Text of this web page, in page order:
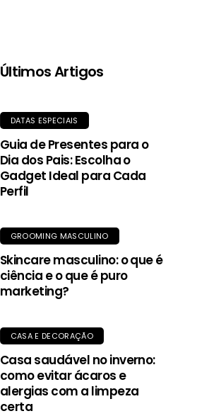
Últimos Artigos
DATAS ESPECIAIS
Guia de Presentes para o
Dia dos Pais: Escolha o
Gadget Ideal para Cada
Perfil
GROOMING MASCULINO
Skincare masculino: o que é
ciência e o que é puro
marketing?
CASA E DECORAÇÃO
Casa saudável no inverno:
como evitar ácaros e
alergias com a limpeza
certa